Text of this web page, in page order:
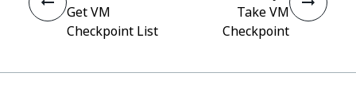
Get VM
Checkpoint List
Take VM
Checkpoint